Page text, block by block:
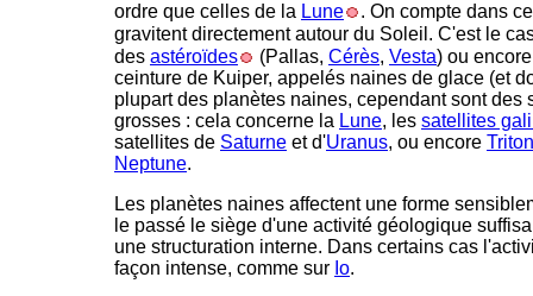
ordre que celles de la Lune . On compte dans
gravitent directement autour du Soleil. C'est le
des astéroïdes (Pallas, Cérès, Vesta) ou
ceinture de Kuiper, appelés naines de glace (et
plupart des planètes naines, cependant sont des
grosses : cela concerne la Lune, les satellites
satellites de Saturne et d'Uranus, ou encore Triton
Neptune.
Les planètes naines affectent une forme
le passé le siège d'une activité géologique
une structuration interne. Dans certains cas
façon intense, comme sur Io.